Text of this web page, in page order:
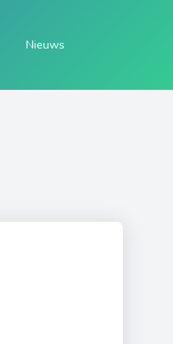
Nieuws